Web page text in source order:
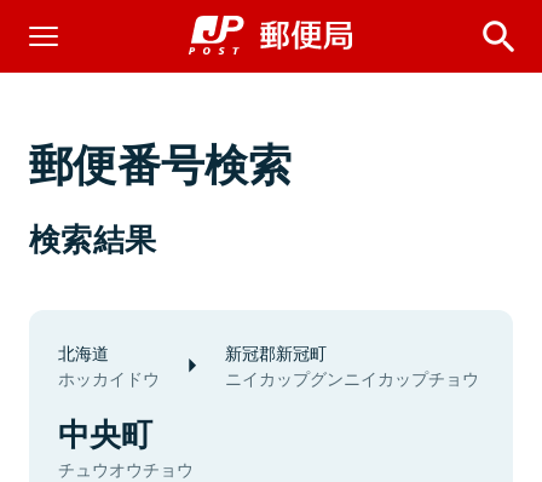
郵便番号検索
検索結果
北海道
ホッカイドウ
新冠郡新冠町
ニイカップグンニイカップチョウ
中央町
チュウオウチョウ